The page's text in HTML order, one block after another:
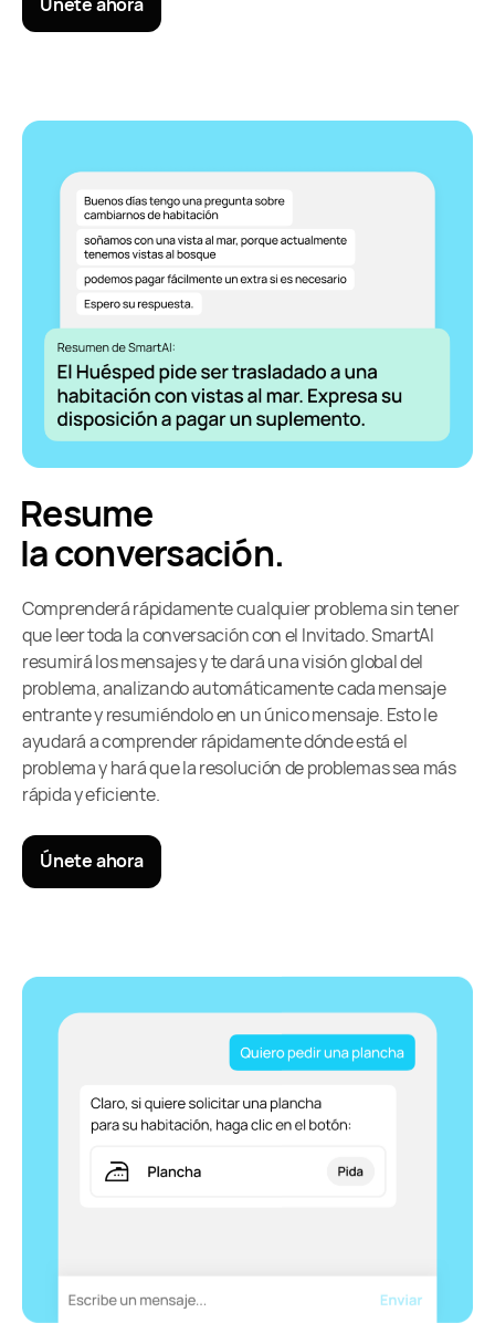
Únete ahora
Resume
la conversación.
Comprenderá rápidamente cualquier problema sin tener
que leer toda la conversación con el Invitado. SmartAI
resumirá los mensajes y te dará una visión global del
problema, analizando automáticamente cada mensaje
entrante y resumiéndolo en un único mensaje. Esto le
ayudará a comprender rápidamente dónde está el
problema y hará que la resolución de problemas sea más
rápida y eficiente.
Únete ahora